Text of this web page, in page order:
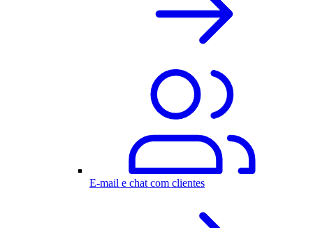
E-mail e chat com clientes